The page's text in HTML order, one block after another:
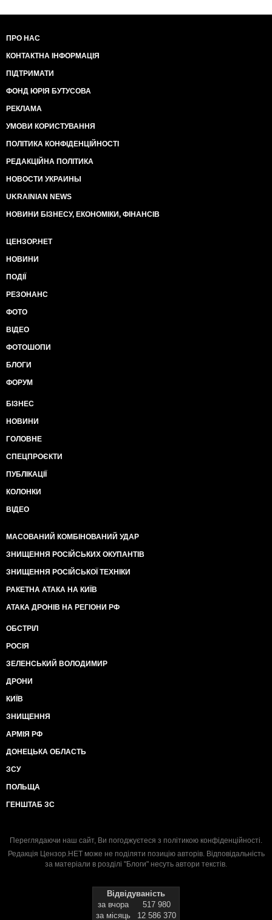
ПРО НАС
КОНТАКТНА ІНФОРМАЦІЯ
ПІДТРИМАТИ
ФОНД ЮРІЯ БУТУСОВА
РЕКЛАМА
УМОВИ КОРИСТУВАННЯ
ПОЛІТИКА КОНФІДЕНЦІЙНОСТІ
РЕДАКЦІЙНА ПОЛІТИКА
НОВОСТИ УКРАИНЫ
UKRAINIAN NEWS
НОВИНИ БІЗНЕСУ, ЕКОНОМІКИ, ФІНАНСІВ
ЦЕНЗОР.НЕТ
НОВИНИ
ПОДІЇ
РЕЗОНАНС
ФОТО
ВІДЕО
ФОТОШОПИ
БЛОГИ
ФОРУМ
БІЗНЕС
НОВИНИ
ГОЛОВНЕ
СПЕЦПРОЄКТИ
ПУБЛІКАЦІЇ
КОЛОНКИ
ВІДЕО
МАСОВАНИЙ КОМБІНОВАНИЙ УДАР
ЗНИЩЕННЯ РОСІЙСЬКИХ ОКУПАНТІВ
ЗНИЩЕННЯ РОСІЙСЬКОЇ ТЕХНІКИ
РАКЕТНА АТАКА НА КИЇВ
АТАКА ДРОНІВ НА РЕГІОНИ РФ
ОБСТРІЛ
РОСІЯ
ЗЕЛЕНСЬКИЙ ВОЛОДИМИР
ДРОНИ
КИЇВ
ЗНИЩЕННЯ
АРМІЯ РФ
ДОНЕЦЬКА ОБЛАСТЬ
ЗСУ
ПОЛЬЩА
ГЕНШТАБ ЗС
Переглядаючи наш сайт, Ви погоджуєтеся з політикою конфіденційності.
Редакція Цензор.НЕТ може не поділяти позицію авторів. Відповідальність
за матеріали в розділі "Блоги" несуть автори текстів.
Відвідуваність
за вчора
517 980
за місяць
12 586 370